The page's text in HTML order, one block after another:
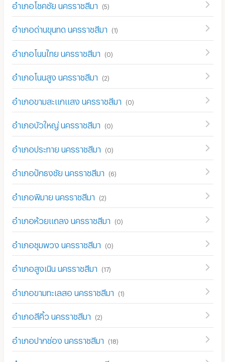
อำเภอโชคชัย นครราชสีมา (5)
อำเภอด่านขุนทด นครราชสีมา (1)
อำเภอโนนไทย นครราชสีมา (0)
อำเภอโนนสูง นครราชสีมา (2)
อำเภอขามสะแกแสง นครราชสีมา (0)
อำเภอบัวใหญ่ นครราชสีมา (0)
อำเภอประทาย นครราชสีมา (0)
อำเภอปักธงชัย นครราชสีมา (6)
อำเภอพิมาย นครราชสีมา (2)
อำเภอห้วยแถลง นครราชสีมา (0)
อำเภอชุมพวง นครราชสีมา (0)
อำเภอสูงเนิน นครราชสีมา (17)
อำเภอขามทะเลสอ นครราชสีมา (1)
อำเภอสีคิ้ว นครราชสีมา (2)
อำเภอปากช่อง นครราชสีมา (18)